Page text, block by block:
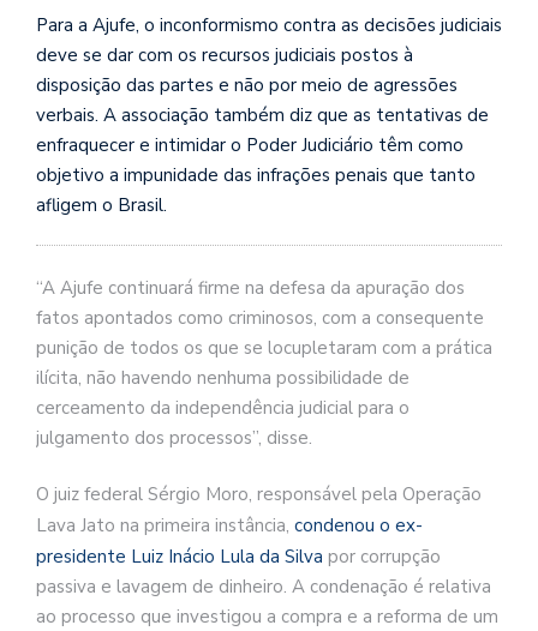
Para a Ajufe, o inconformismo contra as decisões judiciais
deve se dar com os recursos judiciais postos à
disposição das partes e não por meio de agressões
verbais. A associação também diz que as tentativas de
enfraquecer e intimidar o Poder Judiciário têm como
objetivo a impunidade das infrações penais que tanto
afligem o Brasil.
“A Ajufe continuará firme na defesa da apuração dos
fatos apontados como criminosos, com a consequente
punição de todos os que se locupletaram com a prática
ilícita, não havendo nenhuma possibilidade de
cerceamento da independência judicial para o
julgamento dos processos”, disse.
O juiz federal Sérgio Moro, responsável pela Operação
Lava Jato na primeira instância, condenou o ex-
presidente Luiz Inácio Lula da Silva por corrupção
passiva e lavagem de dinheiro. A condenação é relativa
ao processo que investigou a compra e a reforma de um